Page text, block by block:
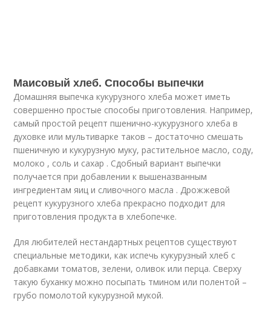
Маисовый хлеб. Способы выпечки
Домашняя выпечка кукурузного хлеба может иметь
совершенно простые способы приготовления. Например,
самый простой рецепт пшенично-кукурузного хлеба в
духовке или мультиварке таков – достаточно смешать
пшеничную и кукурузную муку, растительное масло, соду,
молоко , соль и сахар . Сдобный вариант выпечки
получается при добавлении к вышеназванным
ингредиентам яиц и сливочного масла . Дрожжевой
рецепт кукурузного хлеба прекрасно подходит для
приготовления продукта в хлебопечке.
Для любителей нестандартных рецептов существуют
специальные методики, как испечь кукурузный хлеб с
добавками томатов, зелени, оливок или перца. Сверху
такую буханку можно посыпать тмином или полентой –
грубо помолотой кукурузной мукой.